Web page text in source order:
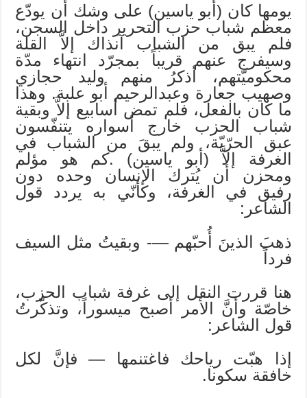
يومها كان (أبو ياسين) على وشك أن يودّع
معظم شباب حزب التحرير داخل السجن،
فلم يبق من الشباب آنذاك إلاَّ القلة
وسيفرج عنهم قريباً بمجرّد انتهاء مدّة
محكوميّتهم، أذكرُ منهم وليد حجازي
وصهيب جعارة وعبدالرحيم أبو علبة. وهذا
ما كان بالفعل، فلم تمض أسابيع إلاَّ وبقية
شباب الحزب خارج أسواره يتنفّسون
عبق الحرّيّة، ولم يبقَ من الشباب في
الغرفة إلاَّ (أبو ياسين) .كم هو مؤلم
ومحزن أن يُترك الإنسان وحده دون
رفيق في الغرفة، وكأنّي به يردد قول
الشاعر:
ذهبَ الذينَ أُحبّهم —- وبقيتُ مثل السيف
فرداً
هنا قررت النقل إلى غرفة شباب الحزب،
خاصّة وأنَّ الأمر أصبح ميسوراً، وتذكّرتُ
قول الشاعر:
إذا هبّت رياحك فاغتنمها — فإنَّ لكل
خافقة سكونا.